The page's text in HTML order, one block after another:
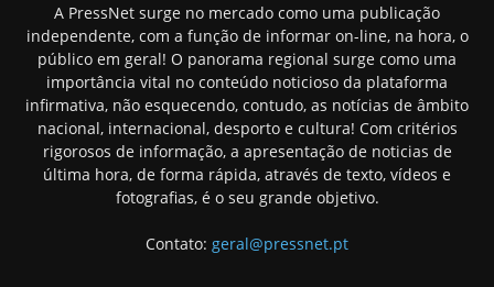
A PressNet surge no mercado como uma publicação
independente, com a função de informar on-line, na hora, o
público em geral! O panorama regional surge como uma
importância vital no conteúdo noticioso da plataforma
infirmativa, não esquecendo, contudo, as notícias de âmbito
nacional, internacional, desporto e cultura! Com critérios
rigorosos de informação, a apresentação de noticias de
última hora, de forma rápida, através de texto, vídeos e
fotografias, é o seu grande objetivo.
Contato: geral@pressnet.pt